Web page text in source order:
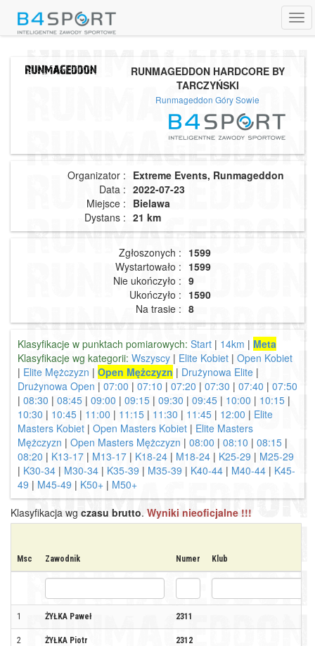
RUNMAGEDDON HARDCORE BY
TARCZYŃSKI
Runmageddon Góry Sowie
Organizator : Extreme Events, Runmageddon
Data : 2022-07-23
Miejsce : Bielawa
Dystans : 21 km
Zgłoszonych : 1599
Wystartowało : 1599
Nie ukończyło : 9
Ukończyło : 1590
Na trasie : 8
Klasyfikacje w punktach pomiarowych: Start | 14km | Meta
Klasyfikacje wg kategorii: Wszyscy | Elite Kobiet | Open Kobiet
| Elite Mężczyzn | Open Mężczyzn | Drużynowa Elite |
Drużynowa Open | 07:00 | 07:10 | 07:20 | 07:30 | 07:40 | 07:50
| 08:30 | 08:45 | 09:00 | 09:15 | 09:30 | 09:45 | 10:00 | 10:15 |
10:30 | 10:45 | 11:00 | 11:15 | 11:30 | 11:45 | 12:00 | Elite
Masters Kobiet | Open Masters Kobiet | Elite Masters
Mężczyzn | Open Masters Mężczyzn | 08:00 | 08:10 | 08:15 |
08:20 | K13-17 | M13-17 | K18-24 | M18-24 | K25-29 | M25-29
| K30-34 | M30-34 | K35-39 | M35-39 | K40-44 | M40-44 | K45-
49 | M45-49 | K50+ | M50+
Klasyfikacja wg czasu brutto. Wyniki nieoficjalne !!!
Msc Zawodnik Numer Klub
1 ŻYŁKA Paweł 2311
2 ŻYŁKA Piotr 2312